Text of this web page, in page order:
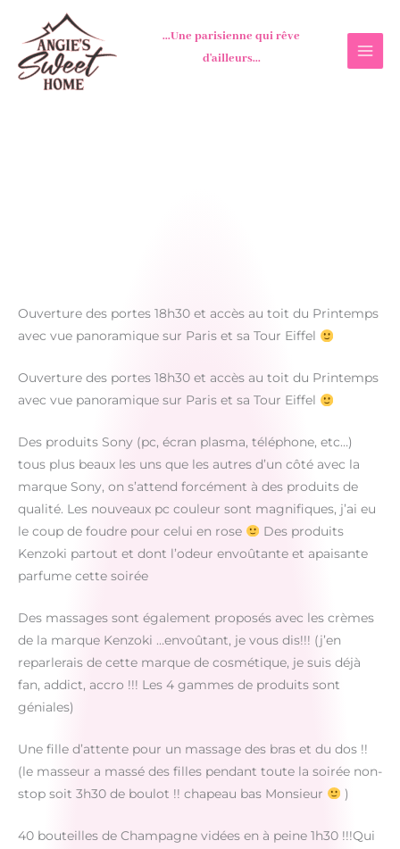
contenu
...Une parisienne qui rêve
d'ailleurs...
Ouverture des portes 18h30 et accès au toit du Printemps
avec vue panoramique sur Paris et sa Tour Eiffel
Ouverture des portes 18h30 et accès au toit du Printemps
avec vue panoramique sur Paris et sa Tour Eiffel
Des produits Sony (pc, écran plasma, téléphone, etc…)
tous plus beaux les uns que les autres d’un côté avec la
marque Sony, on s’attend forcément à des produits de
qualité. Les nouveaux pc couleur sont magnifiques, j’ai eu
le coup de foudre pour celui en rose
Des produits
Kenzoki partout et dont l’odeur envoûtante et apaisante
parfume cette soirée
Des massages sont également proposés avec les crèmes
de la marque Kenzoki …envoûtant, je vous dis!!! (j’en
reparlerais de cette marque de cosmétique, je suis déjà
fan, addict, accro !!! Les 4 gammes de produits sont
géniales)
Une fille d’attente pour un massage des bras et du dos !!
(le masseur a massé des filles pendant toute la soirée non-
stop soit 3h30 de boulot !! chapeau bas Monsieur
)
40 bouteilles de Champagne vidées en à peine 1h30 !!!Qui